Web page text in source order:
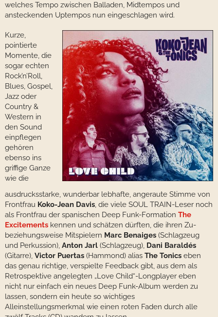
welches Tempo zwischen Balladen, Midtempos und
ansteckenden Uptempos nun eingeschlagen wird.
Kurze,
pointierte
Momente, die
sogar echten
Rock’n’Roll,
Blues, Gospel,
Jazz oder
Country &
Western in
den Sound
einpflegen
gehören
ebenso ins
griffige Ganze
wie die
ausdrucksstarke, wunderbar lebhafte, angeraute Stimme von
Frontfrau Koko-Jean Davis, die viele SOUL TRAIN-Leser noch
als Frontfrau der spanischen Deep Funk-Formation The
Excitements kennen und schätzen dürften, die ihren Zu-
beziehungsweise Mitspielern Marc Benaiges (Schlagzeug
und Perkussion), Anton Jarl (Schlagzeug), Dani Baraldés
(Gitarre), Victor Puertas (Hammond) alias The Tonics eben
das genau richtige, verspielte Feedback gibt, aus dem als
Retrospektive angelegten „Love Child“-Longplayer eben
nicht nur einfach ein neues Deep Funk-Album werden zu
lassen, sondern ein heute so wichtiges
Alleinstellungsmerkmal wie einen roten Faden durch alle